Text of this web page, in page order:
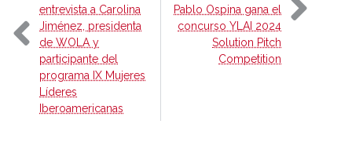
entrevista a Carolina
Jiménez, presidenta
de WOLA y
participante del
programa IX Mujeres
Líderes
Iberoamericanas
Pablo Ospina gana el
concurso YLAI 2024
Solution Pitch
Competition